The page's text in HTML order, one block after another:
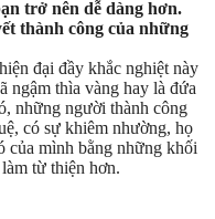
trở nên dễ dàng hơn.
thành công của những
đại đầy khắc nghiệt này
ngậm thìa vàng hay là đứa
những người thành công
có sự khiêm nhường, họ
của mình bằng những khối
từ thiện hơn.